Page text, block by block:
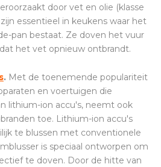
door vet en olie (klasse
essentieel in keukens waar het
pan bestaat. Ze doven het vuur
het vet opnieuw ontbrandt.
. Met de toenemende populariteit
en voertuigen die
lithium-ion accu's, neemt ook
toe. Lithium-ion accu's
te blussen met conventionele
is speciaal ontworpen om
te doven. Door de hitte van